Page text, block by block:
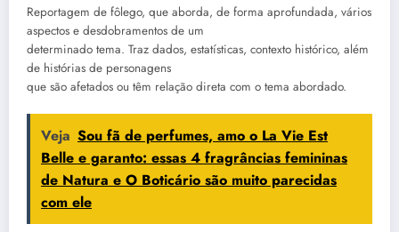
Reportagem de fôlego, que aborda, de forma aprofundada, vários
aspectos e desdobramentos de um
determinado tema. Traz dados, estatísticas, contexto histórico, além
de histórias de personagens
que são afetados ou têm relação direta com o tema abordado.
Veja Sou fã de perfumes, amo o La Vie Est
Belle e garanto: essas 4 fragrâncias femininas
de Natura e O Boticário são muito parecidas
com ele